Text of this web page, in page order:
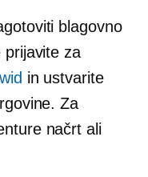
blagovno
prijavite za
in ustvarite
Za
načrt ali